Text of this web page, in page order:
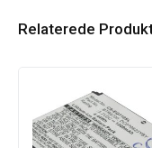
Relaterede